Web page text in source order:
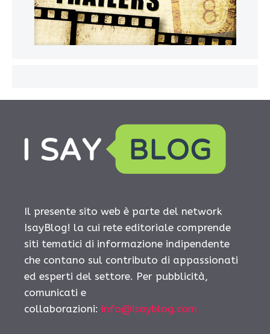
Il presente sito web è parte del network
IsayBlog! la cui rete editoriale comprende
siti tematici di informazione indipendente
che contano sul contributo di appassionati
ed esperti del settore. Per pubblicità,
comunicati e
collaborazioni: info@isayblog.com